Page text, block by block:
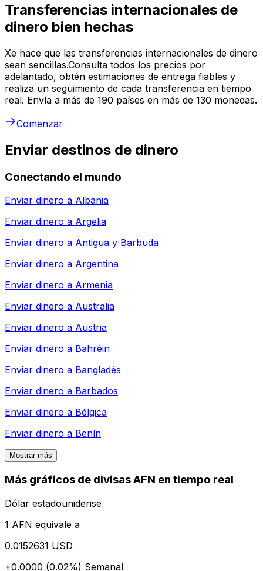
Transferencias internacionales de
dinero bien hechas
Xe hace que las transferencias internacionales de dinero
sean sencillas.Consulta todos los precios por
adelantado, obtén estimaciones de entrega fiables y
realiza un seguimiento de cada transferencia en tiempo
real. Envía a más de 190 países en más de 130 monedas.
Comenzar
Enviar destinos de dinero
Conectando el mundo
Enviar dinero a Albania
Enviar dinero a Argelia
Enviar dinero a Antigua y Barbuda
Enviar dinero a Argentina
Enviar dinero a Armenia
Enviar dinero a Australia
Enviar dinero a Austria
Enviar dinero a Bahréin
Enviar dinero a Bangladés
Enviar dinero a Barbados
Enviar dinero a Bélgica
Enviar dinero a Benín
Mostrar más
Más gráficos de divisas AFN en tiempo real
Dólar estadounidense
1 AFN equivale a
0.0152631 USD
+0.0000 (0.02%) Semanal